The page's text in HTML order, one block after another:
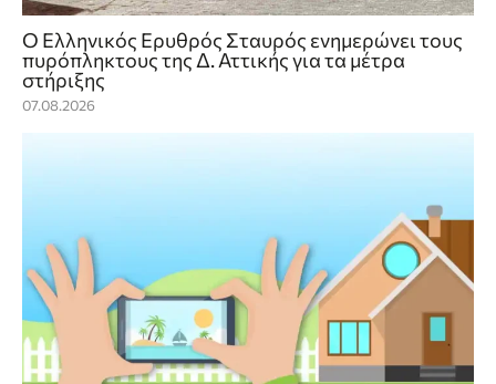
Ο Ελληνικός Ερυθρός Σταυρός ενημερώνει τους
πυρόπληκτους της Δ. Αττικής για τα μέτρα
στήριξης
07.08.2026